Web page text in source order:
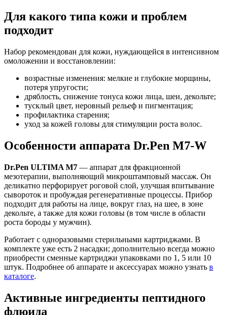
Для какого типа кожи и проблем
подходит
Набор рекомендован для кожи, нуждающейся в интенсивном
омоложении и восстановлении:
возрастные изменения: мелкие и глубокие морщины,
потеря упругости;
дряблость, снижение тонуса кожи лица, шеи, декольте;
тусклый цвет, неровный рельеф и пигментация;
профилактика старения;
уход за кожей головы для стимуляции роста волос.
Особенности аппарата Dr.Pen M7-W
Dr.Pen ULTIMA M7 — аппарат для фракционной
мезотерапии, выполняющий микроштамповый массаж. Он
деликатно перфорирует роговой слой, улучшая впитывание
сывороток и пробуждая регенеративные процессы. Прибор
подходит для работы на лице, вокруг глаз, на шее, в зоне
декольте, а также для кожи головы (в том числе в области
роста бороды у мужчин).
Работает с одноразовыми стерильными картриджами. В
комплекте уже есть 2 насадки; дополнительно всегда можно
приобрести сменные картриджи упаковками по 1, 5 или 10
штук. Подробнее об аппарате и аксессуарах можно узнать в
каталоге.
Активные ингредиенты пептидного
флюида